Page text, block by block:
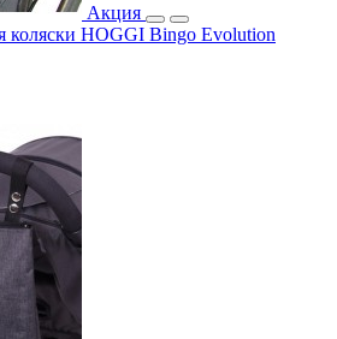
Акция
коляски HOGGI Bingo Evolution